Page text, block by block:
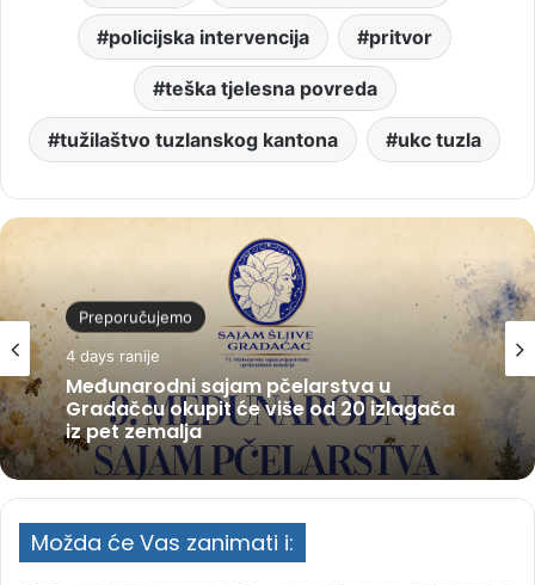
policijska intervencija pritvor
teška tjelesna povreda
tužilaštvo tuzlanskog kantona ukc tuzla
Preporučujemo
4 days ranije
Međunarodni sajam pčelarstva u
Gradačcu okupit će više od 20 izlagača
iz pet zemalja
Možda će Vas zanimati i: